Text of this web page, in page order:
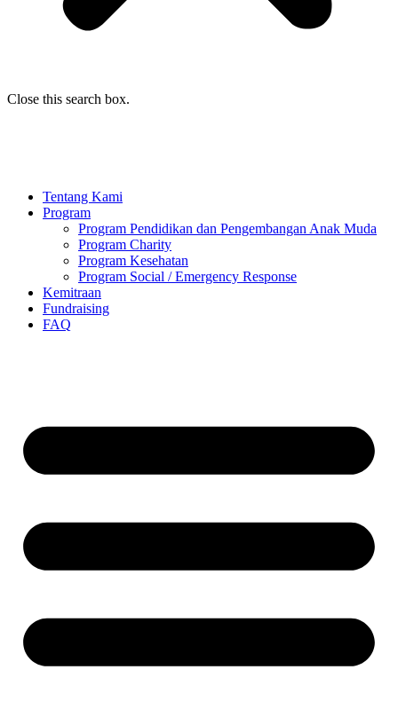
Close this search box.
Tentang Kami
Program
Program Pendidikan dan Pengembangan Anak Muda
Program Charity
Program Kesehatan
Program Social / Emergency Response
Kemitraan
Fundraising
FAQ